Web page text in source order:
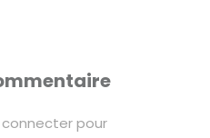
connecterpour